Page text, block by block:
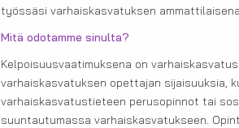
työssäsi varhaiskasvatuksen
Mitä odotamme sinulta?
Kelpoisuusvaatimuksena on
varhaiskasvatuksen opettajan sijaisuuksia,
varhaiskasvatustieteen perusopinnot tai
suuntautumassa varhaiskasvatukseen.